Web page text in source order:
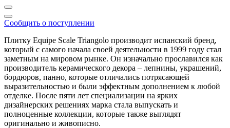
Сообщить о поступлении
Плитку Equipe Scale Triangolo производит испанский бренд,
который с самого начала своей деятельности в 1999 году стал
заметным на мировом рынке. Он изначально прославился как
производитель керамического декора – лепнины, украшений,
бордюров, панно, которые отличались потрясающей
выразительностью и были эффектным дополнением к любой
отделке. После пяти лет специализации на ярких
дизайнерских решениях марка стала выпускать и
полноценные коллекции, которые также выглядят
оригинально и живописно.